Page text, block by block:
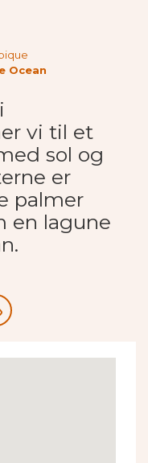
Ocean
vi til et
sol og
er
palmer
en lagune